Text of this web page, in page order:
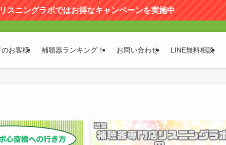
リスニングラボではお得なキャンペーンを実施中
お客様 補聴器ランキング！ お問い合わせ LINE無料相談